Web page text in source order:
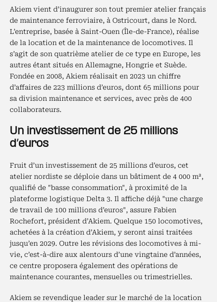
Akiem vient d’inaugurer son tout premier atelier français
de maintenance ferroviaire, à Ostricourt, dans le Nord.
L’entreprise, basée à Saint-Ouen (Île-de-France), réalise
de la location et de la maintenance de locomotives. Il
s’agit de son quatrième atelier de ce type en Europe, les
autres étant situés en Allemagne, Hongrie et Suède.
Fondée en 2008, Akiem réalisait en 2023 un chiffre
d’affaires de 223 millions d’euros, dont 65 millions pour
sa division maintenance et services, avec près de 400
collaborateurs.
Un investissement de 25 millions
d’euros
Fruit d’un investissement de 25 millions d’euros, cet
atelier nordiste se déploie dans un bâtiment de 4 000 m²,
qualifié de "basse consommation", à proximité de la
plateforme logistique Delta 3. Il affiche déjà "une charge
de travail de 100 millions d’euros", assure Fabien
Rochefort, président d’Akiem. Quelque 150 locomotives,
achetées à la création d’Akiem, y seront ainsi traitées
jusqu’en 2029. Outre les révisions des locomotives à mi-
vie, c’est-à-dire aux alentours d’une vingtaine d’années,
ce centre proposera également des opérations de
maintenance courantes, mensuelles ou trimestrielles.
Akiem se revendique leader sur le marché de la location